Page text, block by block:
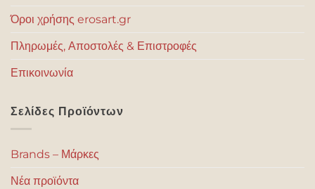
Όροι χρήσης erosart.gr
Πληρωμές, Αποστολές & Επιστροφές
Επικοινωνία
Σελίδες Προϊόντων
Brands – Μάρκες
Νέα προϊόντα